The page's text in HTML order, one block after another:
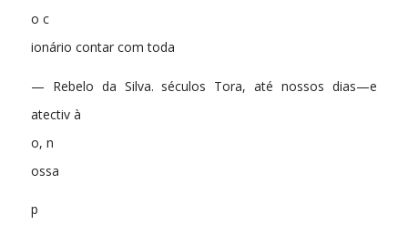
o c
ionário contar com toda
— Rebelo da Silva. séculos Tora, até nossos dias—e
atectiv à
o, n
ossa
p